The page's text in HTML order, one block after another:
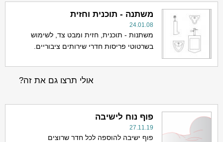
משתנה - תוכנית וחזית
24.01.08
משתנות - תוכנית, חזית ומבט צד, לשימוש
בשרטוטי פריסות חדרי שירותים ציבוריים.
אולי תרצו גם את זה?
פוף נוח לישיבה
27.11.19
פוף ישיבה להוספה לכל חדר שרוצים